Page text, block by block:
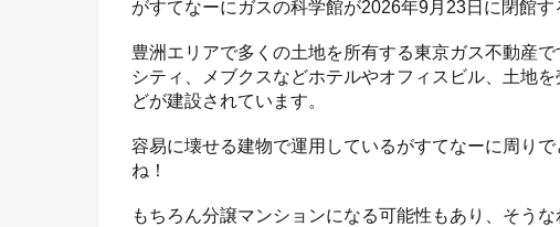
がすてなーにガスの科学館が2026年9月23日に閉館す
豊洲エリアで多くの土地を所有する東京ガス不動産
シティ、メブクスなどホテルやオフィスビル、土地
どが建設されています。
容易に壊せる建物で運用しているがすてなーに周り
ね！
もちろん分譲マンションになる可能性もあり、そう